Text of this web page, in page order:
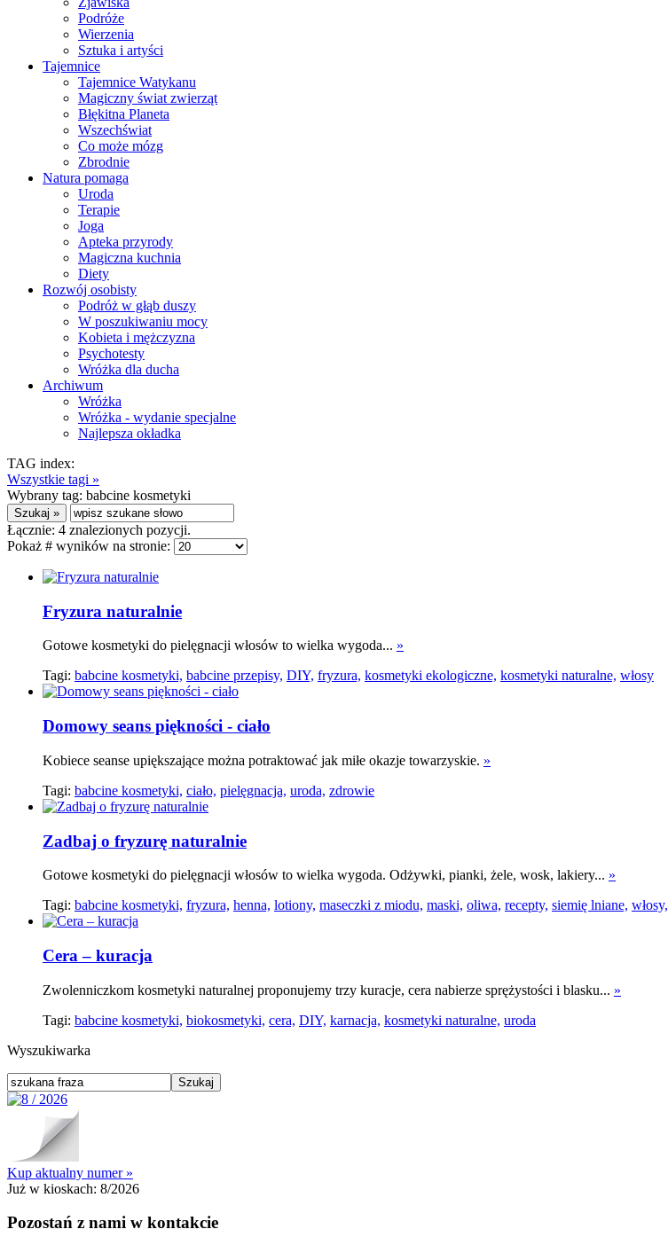
Podróże
Wierzenia
Sztuka i artyści
Tajemnice
Tajemnice Watykanu
Magiczny świat zwierząt
Błękitna Planeta
Wszechświat
Co może mózg
Zbrodnie
Natura pomaga
Uroda
Terapie
Joga
Apteka przyrody
Magiczna kuchnia
Diety
Rozwój osobisty
Podróż w głąb duszy
W poszukiwaniu mocy
Kobieta i mężczyzna
Psychotesty
Wróżka dla ducha
Archiwum
Wróżka
Wróżka - wydanie specjalne
Najlepsza okładka
TAG index:
Wszystkie tagi »
Wybrany tag: babcine kosmetyki
Łącznie: 4 znalezionych pozycji.
Pokaż # wyników na stronie:
Fryzura naturalnie
Gotowe kosmetyki do pielęgnacji włosów to wielka wygoda... »
Tagi: babcine kosmetyki, babcine przepisy, DIY, fryzura, kosmetyki ekologiczne, kosmetyki naturalne, włosy
Domowy seans piękności - ciało
Kobiece seanse upiększające można potraktować jak miłe okazje towarzyskie. »
Tagi: babcine kosmetyki, ciało, pielęgnacja, uroda, zdrowie
Zadbaj o fryzurę naturalnie
Gotowe kosmetyki do pielęgnacji włosów to wielka wygoda. Odżywki, pianki, żele, wosk, lakiery... »
Tagi: babcine kosmetyki, fryzura, henna, lotiony, maseczki z miodu, maski, oliwa, recepty, siemię lniane, włosy,
Cera – kuracja
Zwolenniczkom kosmetyki naturalnej proponujemy trzy kuracje, cera nabierze sprężystości i blasku... »
Tagi: babcine kosmetyki, biokosmetyki, cera, DIY, karnacja, kosmetyki naturalne, uroda
Wyszukiwarka
Kup aktualny numer »
Już w kioskach: 8/2026
Pozostań z nami w kontakcie